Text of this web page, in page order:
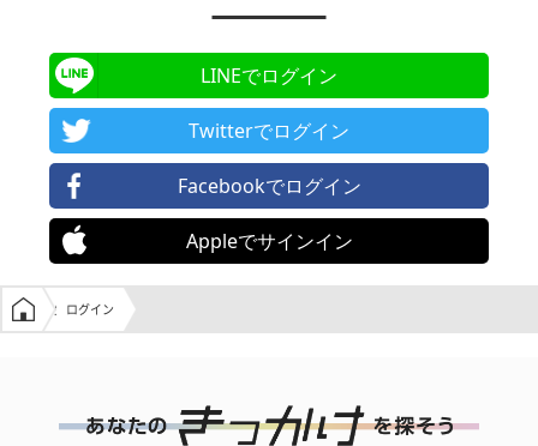
LINEでログイン
Twitterでログイン
Facebookでログイン
Appleでサインイン
学生の窓口トップ
ログイン